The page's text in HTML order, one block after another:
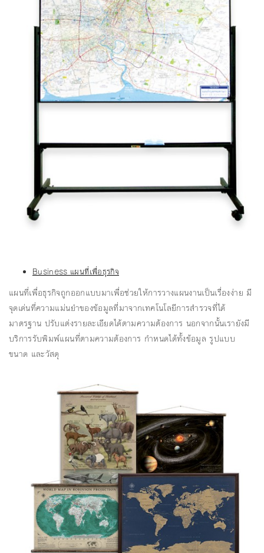
Business แผนที่เพื่อธุรกิจ
แผนที่เพื่อธุรกิจถูกออกแบบมาเพื่อช่วยให้การวางแผนงานเป็นเรื่องง่าย มี
จุดเด่นที่ความแม่นยำของข้อมูลที่มาจากเทคโนโลยีการสำรวจที่ได้
มาตรฐาน ปรับแต่งรายละเอียดได้ตามความต้องการ นอกจากนั้นเรายังมี
บริการรับพิมพ์แผนที่ตามความต้องการ กำหนดได้ทั้งข้อมูล รูปแบบ
ขนาด และวัสดุ